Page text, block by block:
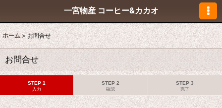
一宮物産 コーヒー&カカオ
ホーム > お問合せ
お問合せ
STEP 1
入力
STEP 2
確認
STEP 3
完了